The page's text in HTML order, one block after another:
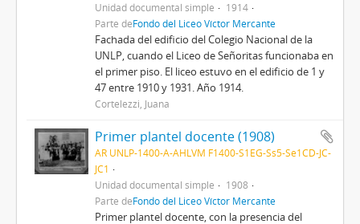
Unidad documental simple
1914
Parte deFondo del Liceo Víctor Mercante
Fachada del edificio del Colegio Nacional de la
UNLP, cuando el Liceo de Señoritas funcionaba en
el primer piso. El liceo estuvo en el edificio de 1 y
47 entre 1910 y 1931. Año 1914.
Cortelezzi, Juana
Primer plantel docente (1908)
AR UNLP-1400-A-AHLVM F1400-S1EG-Ss5-Se1CD-JC-
JC1
Unidad documental simple
1908
Parte deFondo del Liceo Víctor Mercante
Primer plantel docente, con la presencia del